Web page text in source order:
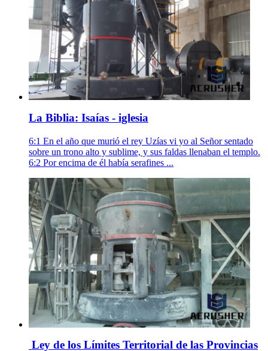
La Biblia: Isaías - iglesia
6:1 En el año que murió el rey Uzías vi yo al Señor sentado
sobre un trono alto y sublime, y sus faldas llenaban el templo.
6:2 Por encima de él había serafines ...
­ Ley de los Límites Territorial de las Provincias